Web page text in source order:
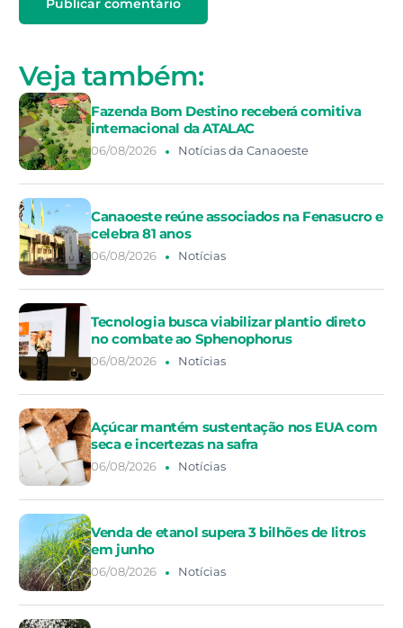
Veja também:
Fazenda Bom Destino receberá comitiva
internacional da ATALAC
06/08/2026 Notícias da Canaoeste
Canaoeste reúne associados na Fenasucro e
celebra 81 anos
06/08/2026 Notícias
Tecnologia busca viabilizar plantio direto
no combate ao Sphenophorus
06/08/2026 Notícias
Açúcar mantém sustentação nos EUA com
seca e incertezas na safra
06/08/2026 Notícias
Venda de etanol supera 3 bilhões de litros
em junho
06/08/2026 Notícias